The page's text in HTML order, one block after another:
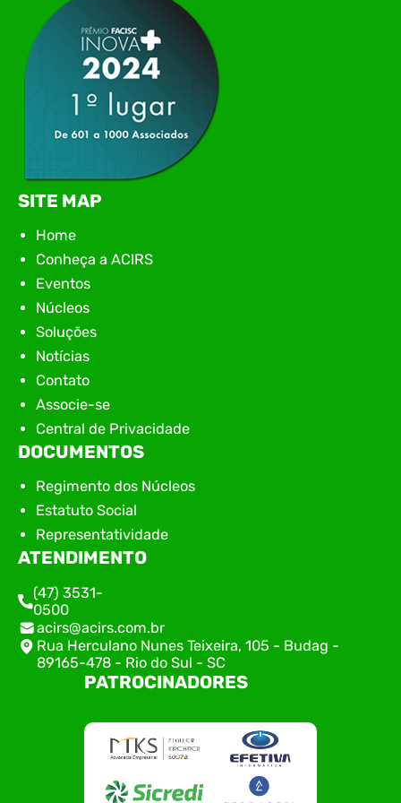
SITE MAP
Home
Conheça a ACIRS
Eventos
Núcleos
Soluções
Notícias
Contato
Associe-se
Central de Privacidade
DOCUMENTOS
Regimento dos Núcleos
Estatuto Social
Representatividade
ATENDIMENTO
(47) 3531-
0500
acirs@acirs.com.br
Rua Herculano Nunes Teixeira, 105 - Budag -
89165-478 - Rio do Sul - SC
PATROCINADORES